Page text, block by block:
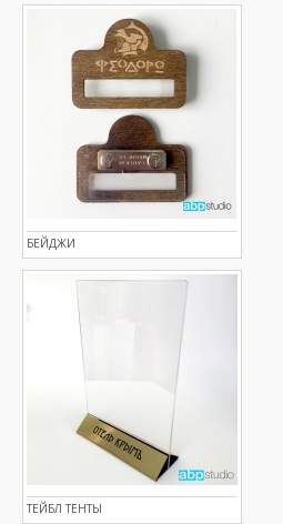
БЕЙДЖИ
ТЕЙБЛ ТЕНТЫ